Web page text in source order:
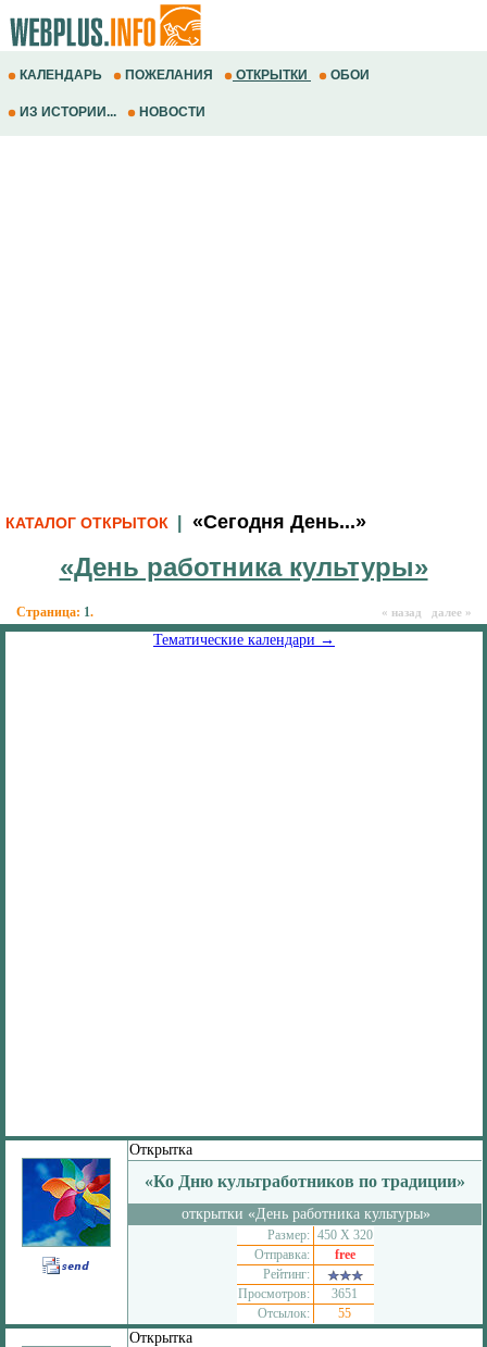
КАЛЕНДАРЬ ПОЖЕЛАНИЯ ОТКРЫТКИ ОБОИ
ИЗ ИСТОРИИ... НОВОСТИ
КАТАЛОГ ОТКРЫТОК «Сегодня День...»
«День работника культуры»
Страница: 1. « назад далее »
Тематические календари →
Открытка
«Ко Дню культработников по традиции»
открытки «День работника культуры»
Размер: 450 Х 320
Отправка:
free
Рейтинг:
Просмотров:
3651
Отсылок:
55
Открытка